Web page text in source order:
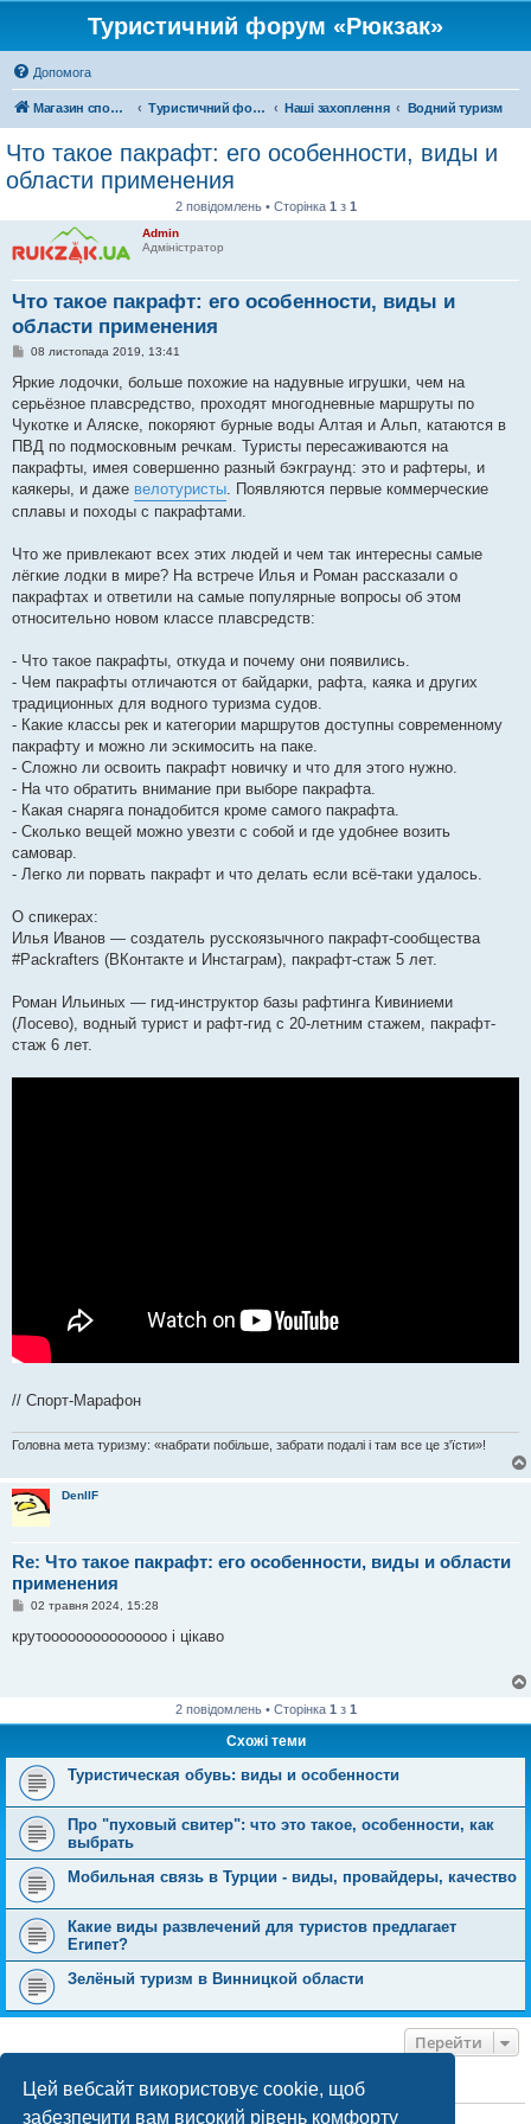
Цей вебсайт використовує cookie, щоб
забезпечити вам високий рівень комфорту
Туристичний форум «Рюкзак»
Допомога
Магазин спорядження Туристичний форум «Рюкзак» Наші захоплення Водний туризм
Что такое пакрафт: его особенности, виды и
области применения
2 повідомлень • Сторінка 1 з 1
Admin
Адміністратор
Что такое пакрафт: его особенности, виды и
области применения
П
в
д
о
м
л
е
н
я
08 листопада 2019, 13:41
Яркие лодочки, больше похожие на надувные игрушки, чем на
серьёзное плавсредство, проходят многодневные маршруты по
Чукотке и Аляске, покоряют бурные воды Алтая и Альп, катаются в
ПВД по подмосковным речкам. Туристы пересаживаются на
пакрафты, имея совершенно разный бэкграунд: это и рафтеры, и
каякеры, и даже велотуристы. Появляются первые коммерческие
сплавы и походы с пакрафтами.
Что же привлекают всех этих людей и чем так интересны самые
лёгкие лодки в мире? На встрече Илья и Роман рассказали о
пакрафтах и ответили на самые популярные вопросы об этом
относительно новом классе плавсредств:
- Что такое пакрафты, откуда и почему они появились.
- Чем пакрафты отличаются от байдарки, рафта, каяка и других
традиционных для водного туризма судов.
- Какие классы рек и категории маршрутов доступны современному
пакрафту и можно ли эскимосить на паке.
- Сложно ли освоить пакрафт новичку и что для этого нужно.
- На что обратить внимание при выборе пакрафта.
- Какая снаряга понадобится кроме самого пакрафта.
- Сколько вещей можно увезти с собой и где удобнее возить
самовар.
- Легко ли порвать пакрафт и что делать если всё-таки удалось.
О спикерах:
Илья Иванов — создатель русскоязычного пакрафт-сообщества
#Packrafters (ВКонтакте и Инстаграм), пакрафт-стаж 5 лет.
Роман Ильиных — гид-инструктор базы рафтинга Кивиниеми
(Лосево), водный турист и рафт-гид с 20-летним стажем, пакрафт-
стаж 6 лет.
// Спорт-Марафон
Головна мета туризму: «набрати побільше, забрати подалі і там все це з'їсти»!
DenIIF
Re: Что такое пакрафт: его особенности, виды и области
применения
П
в
і
я
02 травня 2024, 15:28
крутооооооооооооооо і цікаво
2 повідомлень • Сторінка 1 з 1
Схожі теми
Туристическая обувь: виды и особенности
Про "пуховый свитер": что это такое, особенности, как
выбрать
Мобильная связь в Турции - виды, провайдеры, качество
Какие виды развлечений для туристов предлагает
Египет?
Зелёный туризм в Винницкой области
Перейти
ХТО ЗАРАЗ ОНЛАЙН
Зараз переглядають цей форум:ClaudeBot [бот ШІ]і 0 гостей